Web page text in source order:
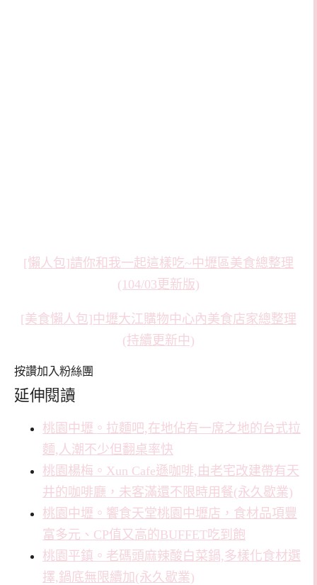
[懶人包]請你和我一起這樣吃~中壢區美食總整理
(104/03更新版)
[美食懶人包]中壢大江購物中心內美食店家總整理
(持續更新中)
按讚加入粉絲團
延伸閱讀
桃園中壢。拉麵吧,在地佔有一席之地的台式拉
麵,人潮不少但翻桌率快
桃園楊梅。Xun Cafe遜咖啡,由老宅改建帶有天
井的咖啡廳，未客滿還不限時用餐(永久歇業)
桃園中壢。饗食天堂桃園中壢店，食材品項豐
富多元、CP值又高的BUFFET吃到飽
桃園平鎮。老碼頭麻辣酸白菜鍋,多樣化食材選
擇,鍋底無限續加(永久歇業)